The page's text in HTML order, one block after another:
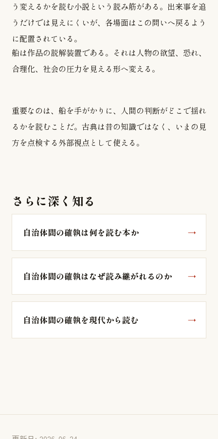
う変えるかを読む小説という読み筋がある。出来事を追
うだけでは見えにくいが、各場面はこの問いへ戻るよう
に配置されている。
船は作品の読解装置である。それは人物の欲望、恐れ、
合理化、社会の圧力を見える形へ変える。
重要なのは、船を手がかりに、人間の判断がどこで揺れ
るかを読むことだ。古典は昔の知識ではなく、いまの見
方を点検する外部視点として使える。
さらに深く知る
自治体間の確執は何を読む本か
自治体間の確執はなぜ読み継がれるのか
自治体間の確執を現代から読む